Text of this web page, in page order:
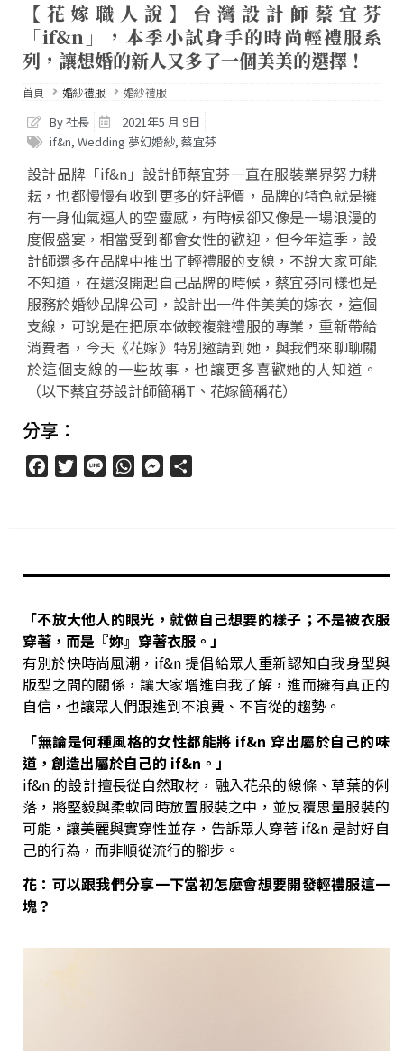
【花嫁職人說】台灣設計師蔡宜芬
「if&n」，本季小試身手的時尚輕禮服系
列，讓想婚的新人又多了一個美美的選擇！
首頁 婚紗禮服 婚紗禮服
By 社長
2021年5 月 9日
if&n, Wedding 夢幻婚紗, 蔡宜芬
設計品牌「if&n」設計師蔡宜芬一直在服裝業界努力耕
耘，也都慢慢有收到更多的好評價，品牌的特色就是擁
有一身仙氣逼人的空靈感，有時候卻又像是一場浪漫的
度假盛宴，相當受到都會女性的歡迎，但今年這季，設
計師還多在品牌中推出了輕禮服的支線，不說大家可能
不知道，在還沒開起自己品牌的時候，蔡宜芬同樣也是
服務於婚紗品牌公司，設計出一件件美美的嫁衣，這個
支線，可說是在把原本做較複雜禮服的專業，重新帶給
消費者，今天《花嫁》特別邀請到她，與我們來聊聊關
於這個支線的一些故事，也讓更多喜歡她的人知道。
（以下蔡宜芬設計師簡稱T、花嫁簡稱花）
分享：
FacebookTwitter
Line WhatsAppMessenger
「不放大他人的眼光，就做自己想要的樣子；不是被衣服
穿著，而是『妳』穿著衣服。」
有別於快時尚風潮，if&n 提倡給眾人重新認知自我身型與
版型之間的關係，讓大家增進自我了解，進而擁有真正的
自信，也讓眾人們跟進到不浪費、不盲從的趨勢。
「無論是何種風格的女性都能將 if&n 穿出屬於自己的味
道，創造出屬於自己的 if&n。」
if&n 的設計擅長從自然取材，融入花朵的線條、草葉的俐
落，將堅毅與柔軟同時放置服裝之中，並反覆思量服裝的
可能，讓美麗與實穿性並存，告訴眾人穿著 if&n 是討好自
己的行為，而非順從流行的腳步。
花：可以跟我們分享一下當初怎麼會想要開發輕禮服這一
塊？